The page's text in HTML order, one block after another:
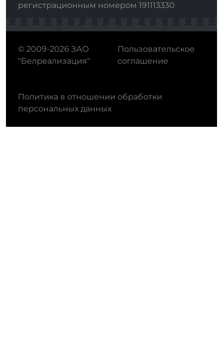
регистрационным номером 191113330
© 2009-2026 ЗАО
"Белреализация"
Пользовательское
соглашение
Политика в отношении обработки
персональных данных